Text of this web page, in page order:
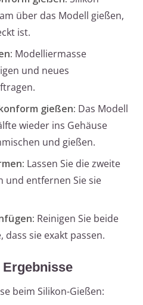
über das Modell gießen,
ist.
Modelliermasse
und neues
gießen: Das Modell
wieder ins Gehäuse
und gießen.
Lassen Sie die zweite
und entfernen Sie sie
Reinigen Sie beide
sie exakt passen.
beim Silikon-Gießen: